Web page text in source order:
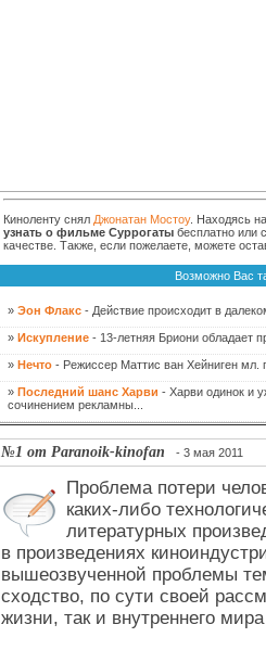
Киноленту снял Джонатан Мостоу. Находясь
узнать о фильме Суррогаты бесплатно или
качестве. Также, если пожелаете, можете
Возможно Вас
» Эон Флакс - Действие происходит в
» Искупление - 13-летняя Бриони обладает
» Нечто - Режиссер Маттис ван Хейниген мл.
» Последний шанс Харви - Харви одинок и
сочинением рекламны...
№1 от Paranoik-kinofan - 3 мая 2011
Проблема потери
каких-либо
литературных
в произведениях
вышеозвученной проблемы
сходство, по сути своей
жизни, так и внутреннего